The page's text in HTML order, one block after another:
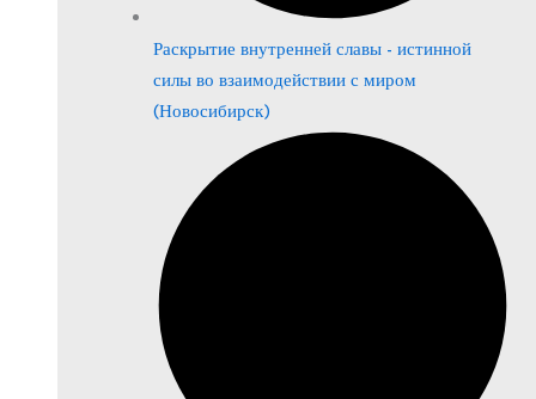
Раскрытие внутренней славы - истинной
силы во взаимодействии с миром
(Новосибирск)